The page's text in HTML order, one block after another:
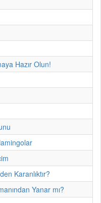
Hazır Olun!
Karanlıktır?
Yanar mı?